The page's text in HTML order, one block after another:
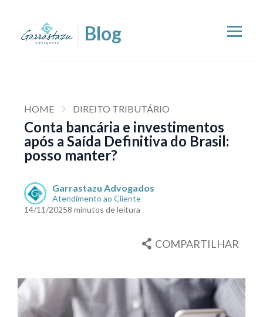
HOME DIREITO TRIBUTÁRIO
Conta bancária e investimentos
após a Saída Definitiva do Brasil:
posso manter?
Garrastazu Advogados
Atendimento ao Cliente
14/11/20258 minutos de leitura
COMPARTILHAR